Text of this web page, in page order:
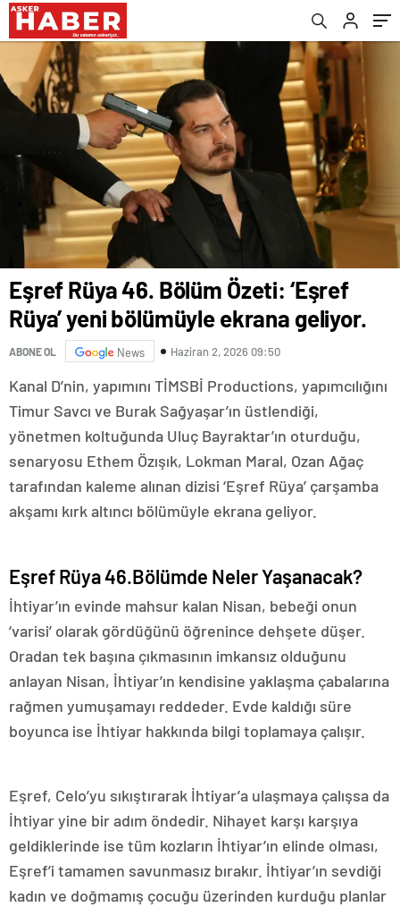
Eşref Rüya 46. Bölüm Özeti: ‘Eşref
Rüya’ yeni bölümüyle ekrana geliyor.
ABONE OL News Haziran 2, 2026 09:50
Kanal D’nin, yapımını TİMSBİ Productions, yapımcılığını
Timur Savcı ve Burak Sağyaşar’ın üstlendiği,
yönetmen koltuğunda Uluç Bayraktar’ın oturduğu,
senaryosu Ethem Özışık, Lokman Maral, Ozan Ağaç
tarafından kaleme alınan dizisi ‘Eşref Rüya’ çarşamba
akşamı kırk altıncı bölümüyle ekrana geliyor.
Eşref Rüya 46.Bölümde Neler Yaşanacak?
İhtiyar’ın evinde mahsur kalan Nisan, bebeği onun
‘varisi’ olarak gördüğünü öğrenince dehşete düşer.
Oradan tek başına çıkmasının imkansız olduğunu
anlayan Nisan, İhtiyar’ın kendisine yaklaşma çabalarına
rağmen yumuşamayı reddeder. Evde kaldığı süre
boyunca ise İhtiyar hakkında bilgi toplamaya çalışır.
Eşref, Celo’yu sıkıştırarak İhtiyar’a ulaşmaya çalışsa da
İhtiyar yine bir adım öndedir. Nihayet karşı karşıya
geldiklerinde ise tüm kozların İhtiyar’ın elinde olması,
Eşref’i tamamen savunmasız bırakır. İhtiyar’ın sevdiği
kadın ve doğmamış çocuğu üzerinden kurduğu planlar
Dönüyor!